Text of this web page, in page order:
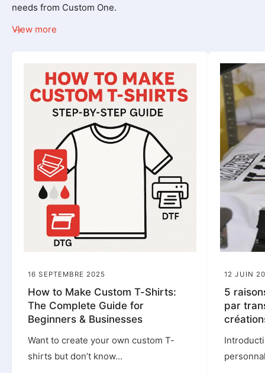
needs from Custom One.
View more
16 SEPTEMBRE 2025
How to Make Custom T-Shirts:
The Complete Guide for
Beginners & Businesses
Want to create your own custom T-
shirts but don’t know...
12 JUIN
5
par